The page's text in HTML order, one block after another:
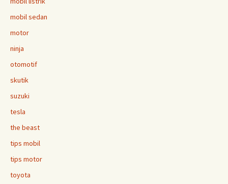
mobil sedan
motor
ninja
otomotif
skutik
suzuki
tesla
the beast
tips mobil
tips motor
toyota